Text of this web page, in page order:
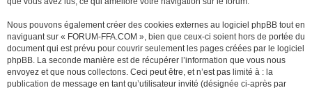
Nous pouvons également créer des cookies externes au logiciel phpBB tout en
naviguant sur « FORUM-FFA.COM », bien que ceux-ci soient hors de portée du
document qui est prévu pour couvrir seulement les pages créées par le logiciel
phpBB. La seconde manière est de récupérer l’information que vous nous
envoyez et que nous collectons. Ceci peut être, et n’est pas limité à : la
publication de message en tant qu’utilisateur invité (désignée ci-après par